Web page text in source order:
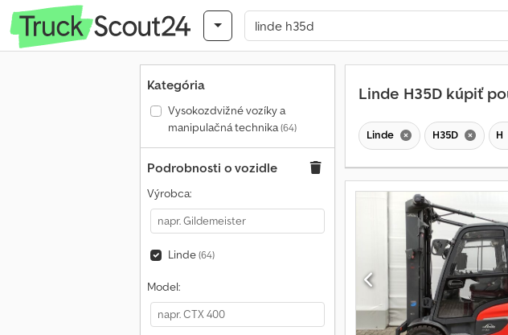
Kategória
Vysokozdvižné vozíky a
manipulačná technika(64)
Podrobnosti o vozidle
Výrobca:
Linde(64)
Model:
Linde H35D kúpiť
Linde H35D H